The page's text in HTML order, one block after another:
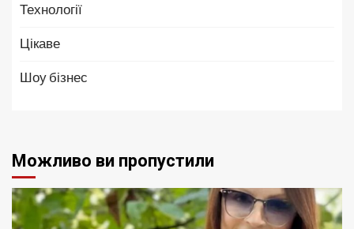
Технології
Цікаве
Шоу бізнес
Можливо ви пропустили